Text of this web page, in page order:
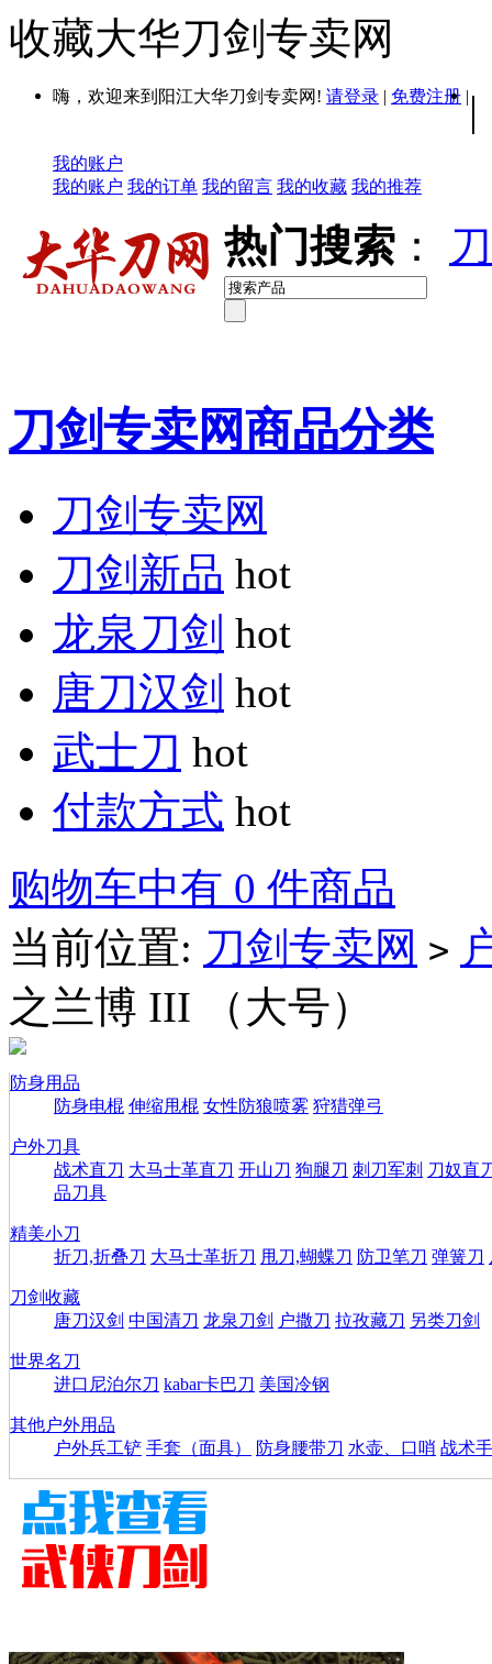
收藏大华刀剑专卖网
嗨，欢迎来到阳江大华刀剑专卖网! 请登录 | 免费注册 | |
我的账户
我的账户 我的订单 我的留言 我的收藏 我的推荐
热门搜索 ：
刀剑专卖网商品分类
刀剑专卖网
刀剑新品 hot
龙泉刀剑 hot
唐刀汉剑 hot
武士刀 hot
付款方式 hot
购物车中有 0 件商品
当前位置: 刀剑专卖网 >
之兰博 III （大号）
防身用品
防身电棍 伸缩甩棍 女性防狼喷雾 狩猎弹弓
户外刀具
战术直刀 大马士革直刀 开山刀 狗腿刀 刺刀军刺 刀奴直
品刀具
精美小刀
折刀,折叠刀 大马士革折刀 甩刀,蝴蝶刀 防卫笔刀 弹簧刀
刀剑收藏
唐刀汉剑 中国清刀 龙泉刀剑 户撒刀 拉孜藏刀 另类刀剑
世界名刀
进口尼泊尔刀 kabar卡巴刀 美国冷钢
其他户外用品
户外兵工铲 手套（面具） 防身腰带刀 水壶、口哨 战术